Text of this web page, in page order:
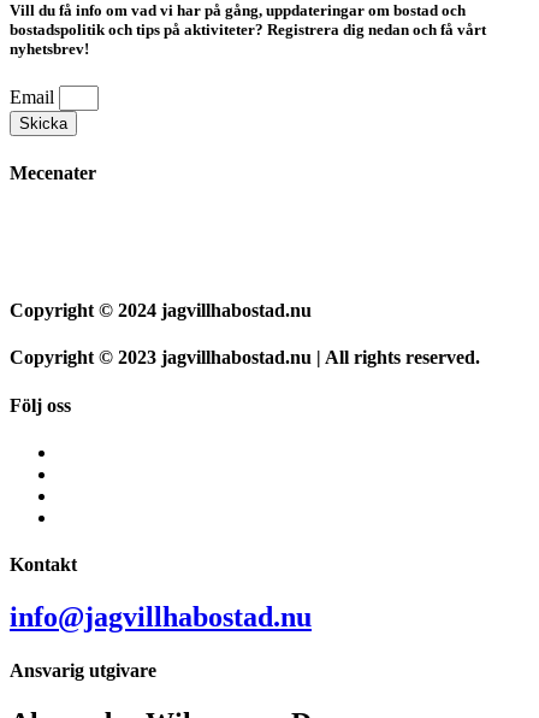
Vill du få info om vad vi har på gång, uppdateringar om bostad och
bostadspolitik och tips på aktiviteter? Registrera dig nedan och få vårt
nyhetsbrev!
Email
Skicka
Mecenater
Copyright © 2024 jagvillhabostad.nu
Copyright © 2023 jagvillhabostad.nu | All rights reserved.
Följ oss
Kontakt
info@jagvillhabostad.nu
Ansvarig utgivare